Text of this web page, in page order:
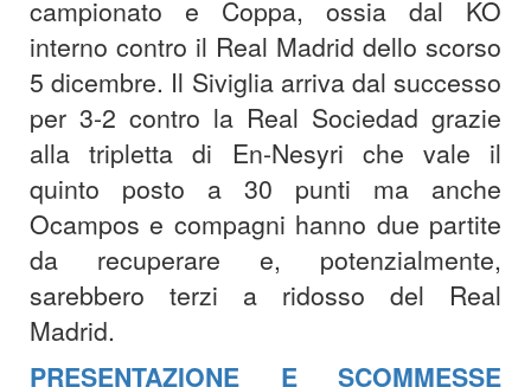
campionato e Coppa, ossia dal KO
interno contro il Real Madrid dello scorso
5 dicembre. Il Siviglia arriva dal successo
per 3-2 contro la Real Sociedad grazie
alla tripletta di En-Nesyri che vale il
quinto posto a 30 punti ma anche
Ocampos e compagni hanno due partite
da recuperare e, potenzialmente,
sarebbero terzi a ridosso del Real
Madrid.
PRESENTAZIONE E SCOMMESSE